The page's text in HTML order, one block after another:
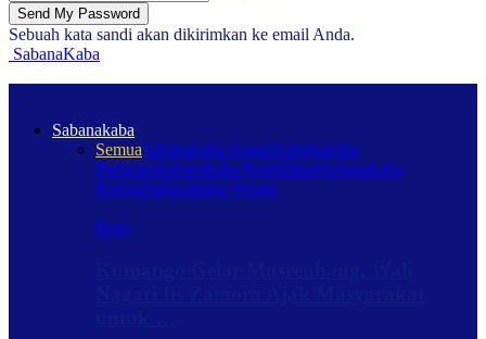
Sebuah kata sandi akan dikirimkan ke email Anda.
SabanaKaba
Sabanakaba
SemuaSabanakaba NagariSabanakaba
PariwaraSabanakaba PendidikanSabanakaba
RantauSabanakaba Wisata
Baru